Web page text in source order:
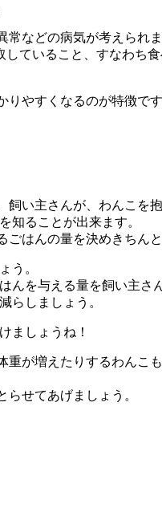
などの病気が考えられま
ていること、すなわち食
やすくなるのが特徴です
い主さんが、わんこを
知ることが出来ます。
はんの量を決めきちんと
う。
を与える量を飼い主さ
らしましょう。
ましょうね！
が増えたりするわん
せてあげましょう。